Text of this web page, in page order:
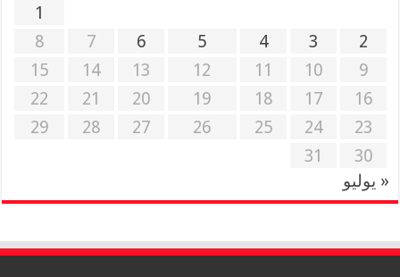
1
2
3
4
5
6
7
8
9
10
11
12
13
14
15
16
17
18
19
20
21
22
23
24
25
26
27
28
29
30
31
« يوليو